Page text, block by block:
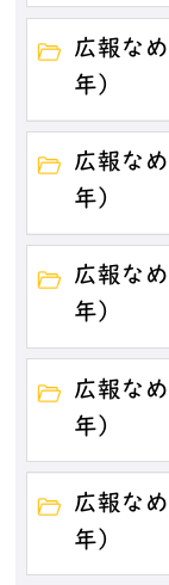
広報な
年）
広報な
年）
広報な
年）
広報な
年）
広報な
年）